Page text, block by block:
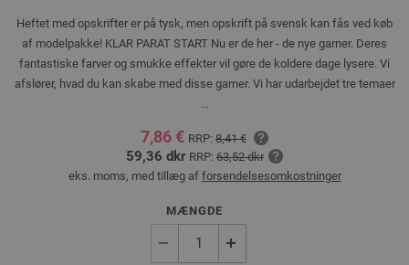
Heftet med opskrifter er på tysk, men opskrift på svensk kan fås ved køb
af modelpakke! KLAR PARAT START Nu er de her - de nye garner. Deres
fantastiske farver og smukke effekter vil gøre de koldere dage lysere. Vi
afslører, hvad du kan skabe med disse garner. Vi har udarbejdet tre temaer
...
7,86 € RRP: 8,41 €
59,36 dkr RRP: 63,52 dkr
eks. moms, med tillæg af forsendelsesomkostninger
MÆNGDE